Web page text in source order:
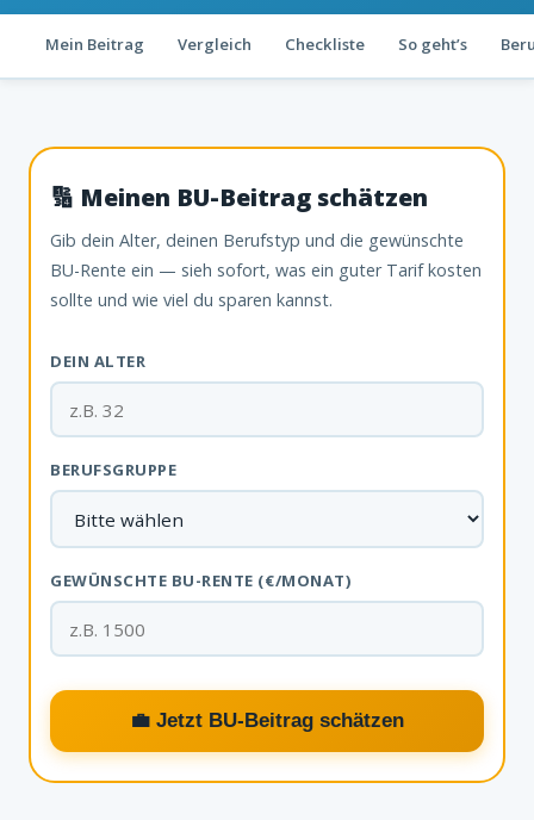
Mein Beitrag Vergleich Checkliste So geht’s
🔢 Meinen BU-Beitrag schätzen
Gib dein Alter, deinen Berufstyp und die gewünschte
BU-Rente ein — sieh sofort, was ein guter Tarif kosten
sollte und wie viel du sparen kannst.
DEIN ALTER
BERUFSGRUPPE
GEWÜNSCHTE BU-RENTE (€/MONAT)
💼 Jetzt BU-Beitrag schätzen